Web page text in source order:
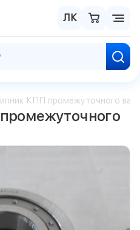
ЛК
КПП промежуточного